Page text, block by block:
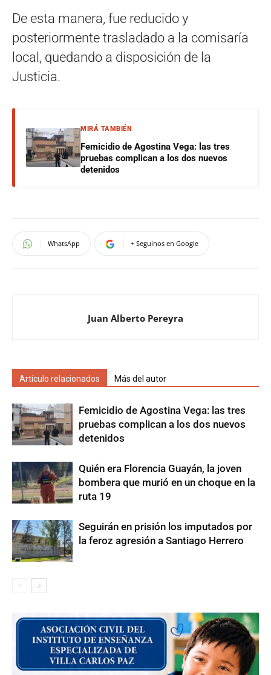
De esta manera, fue reducido y
posteriormente trasladado a la comisaría
local, quedando a disposición de la
Justicia.
MIRÁ TAMBIÉN
Femicidio de Agostina Vega: las tres
pruebas complican a los dos nuevos
detenidos
WhatsApp + Seguinos en Google
Juan Alberto Pereyra
Artículo relacionados Más del autor
Femicidio de Agostina Vega: las tres
pruebas complican a los dos nuevos
detenidos
Quién era Florencia Guayán, la joven
bombera que murió en un choque en la
ruta 19
Seguirán en prisión los imputados por
la feroz agresión a Santiago Herrero